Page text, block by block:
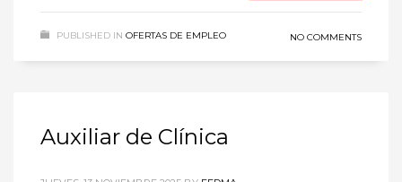
PUBLISHED IN OFERTAS DE EMPLEO NO COMMENTS
Auxiliar de Clínica